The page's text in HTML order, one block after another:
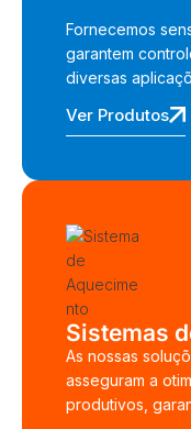
Fornecemos
garantem
diversas
Ver Produtos
Sistemas
As nossas
asseguram a
produtivos,